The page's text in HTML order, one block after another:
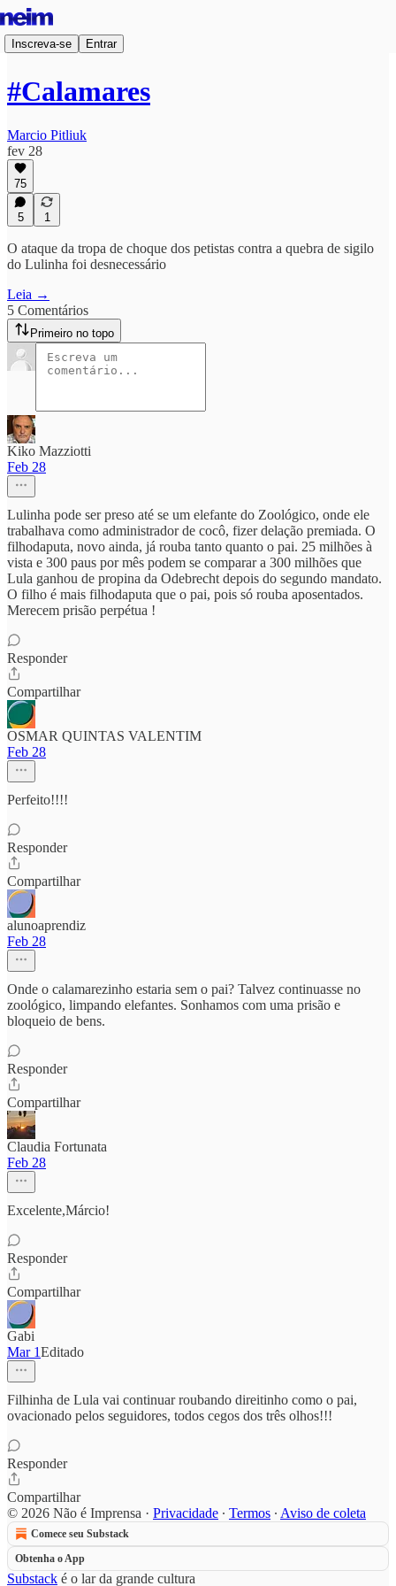
Inscreva-se Entrar
#Calamares
Marcio Pitliuk
fev 28
75
5 1
O ataque da tropa de choque dos petistas contra a quebra de sigilo
do Lulinha foi desnecessário
Leia →
5 Comentários
Primeiro no topo
Kiko Mazziotti
Feb 28
Lulinha pode ser preso até se um elefante do Zoológico, onde ele
trabalhava como administrador de cocô, fizer delação premiada. O
filhodaputa, novo ainda, já rouba tanto quanto o pai. 25 milhões à
vista e 300 paus por mês podem se comparar a 300 milhões que
Lula ganhou de propina da Odebrecht depois do segundo mandato.
O filho é mais filhodaputa que o pai, pois só rouba aposentados.
Merecem prisão perpétua !
Responder
Compartilhar
OSMAR QUINTAS VALENTIM
Feb 28
Perfeito!!!!
Responder
Compartilhar
alunoaprendiz
Feb 28
Onde o calamarezinho estaria sem o pai? Talvez continuasse no
zoológico, limpando elefantes. Sonhamos com uma prisão e
bloqueio de bens.
Responder
Compartilhar
Claudia Fortunata
Feb 28
Excelente,Márcio!
Responder
Compartilhar
Gabi
Mar 1Editado
Filhinha de Lula vai continuar roubando direitinho como o pai,
ovacionado pelos seguidores, todos cegos dos três olhos!!!
Responder
Compartilhar
© 2026 Não é Imprensa · Privacidade ∙ Termos ∙ Aviso de coleta
Comece seu Substack
Obtenha o App
Substack é o lar da grande cultura